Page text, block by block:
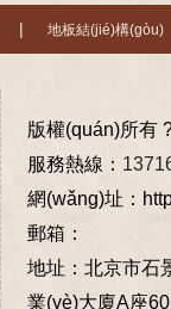
| 地板結(jié)構(gòu)
版權(quán)所有
服務熱線：
網(wǎng)址：
郵箱：
地址：北京市石
業(yè)大廈A座